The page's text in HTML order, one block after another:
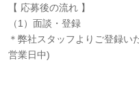
【 応募後の流れ 】
（1）面談・登録
＊弊社スタッフよりご登録
営業日中)